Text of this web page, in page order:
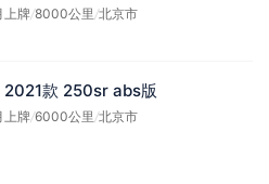
上牌/8000公里/北京市
2021款 250sr abs版
上牌/6000公里/北京市